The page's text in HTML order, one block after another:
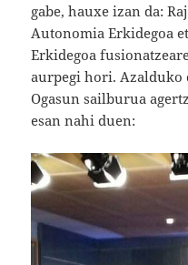
gabe, hauxe izan da:
Autonomia Erkidegoa
Erkidegoa
aurpegi hori. Azalduko
Ogasun sailburua
esan nahi duen: